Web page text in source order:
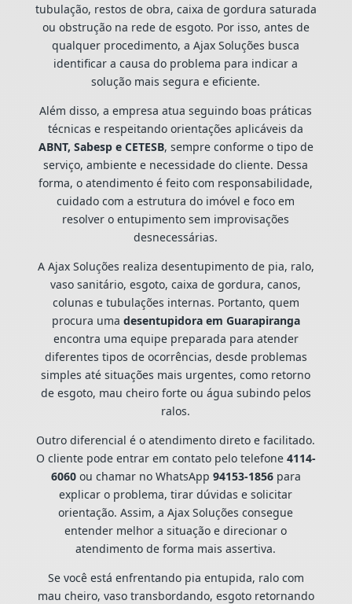
tubulação, restos de obra, caixa de gordura saturada
ou obstrução na rede de esgoto. Por isso, antes de
qualquer procedimento, a Ajax Soluções busca
identificar a causa do problema para indicar a
solução mais segura e eficiente.
Além disso, a empresa atua seguindo boas práticas
técnicas e respeitando orientações aplicáveis da
ABNT, Sabesp e CETESB, sempre conforme o tipo de
serviço, ambiente e necessidade do cliente. Dessa
forma, o atendimento é feito com responsabilidade,
cuidado com a estrutura do imóvel e foco em
resolver o entupimento sem improvisações
desnecessárias.
A Ajax Soluções realiza desentupimento de pia, ralo,
vaso sanitário, esgoto, caixa de gordura, canos,
colunas e tubulações internas. Portanto, quem
procura uma desentupidora em Guarapiranga
encontra uma equipe preparada para atender
diferentes tipos de ocorrências, desde problemas
simples até situações mais urgentes, como retorno
de esgoto, mau cheiro forte ou água subindo pelos
ralos.
Outro diferencial é o atendimento direto e facilitado.
O cliente pode entrar em contato pelo telefone 4114-
6060ou chamar no WhatsApp 94153-1856para
explicar o problema, tirar dúvidas e solicitar
orientação. Assim, a Ajax Soluções consegue
entender melhor a situação e direcionar o
atendimento de forma mais assertiva.
Se você está enfrentando pia entupida, ralo com
mau cheiro, vaso transbordando, esgoto retornando